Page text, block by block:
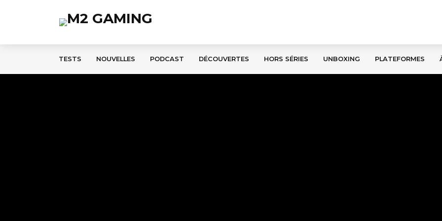
TESTS NOUVELLES PODCAST DÉCOUVERTES HORS SÉRIES UNBOXING PLATEFORMES